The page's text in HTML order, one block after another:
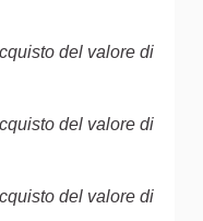
del valore di
del valore di
del valore di